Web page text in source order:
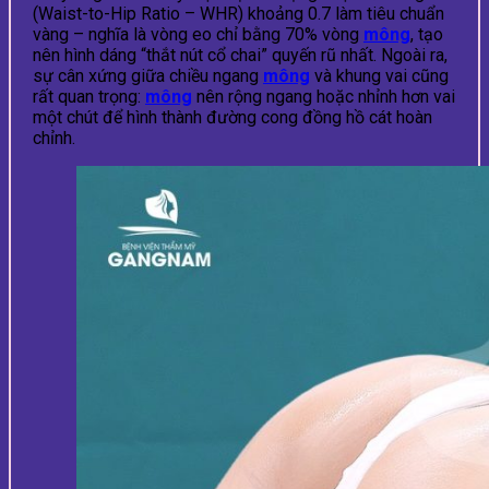
(Waist-to-Hip Ratio – WHR) khoảng 0.7 làm tiêu chuẩn
vàng – nghĩa là vòng eo chỉ bằng 70% vòng mông, tạo
nên hình dáng “thắt nút cổ chai” quyến rũ nhất. Ngoài ra,
sự cân xứng giữa chiều ngang mông và khung vai cũng
rất quan trọng: mông nên rộng ngang hoặc nhỉnh hơn vai
một chút để hình thành đường cong đồng hồ cát hoàn
chỉnh.